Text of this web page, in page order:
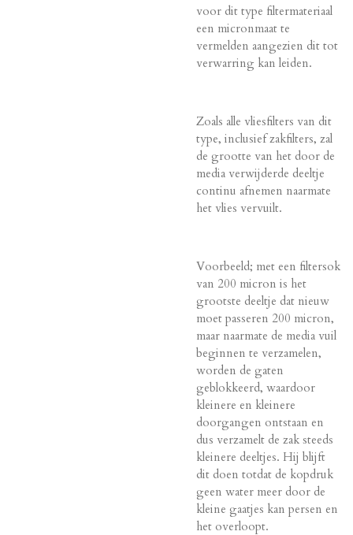
voor dit type filtermateriaal
een micronmaat te
vermelden aangezien dit tot
verwarring kan leiden.
Zoals alle vliesfilters van dit
type, inclusief zakfilters, zal
de grootte van het door de
media verwijderde deeltje
continu afnemen naarmate
het vlies vervuilt.
Voorbeeld; met een filtersok
van 200 micron is het
grootste deeltje dat nieuw
moet passeren 200 micron,
maar naarmate de media vuil
beginnen te verzamelen,
worden de gaten
geblokkeerd, waardoor
kleinere en kleinere
doorgangen ontstaan en
dus verzamelt de zak steeds
kleinere deeltjes. Hij blijft
dit doen totdat de kopdruk
geen water meer door de
kleine gaatjes kan persen en
het overloopt.